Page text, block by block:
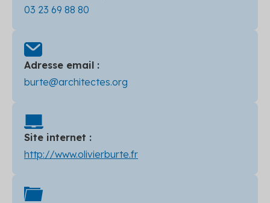
03 23 69 88 80
Adresse email :
burte@architectes.org
Site internet :
http://www.olivierburte.fr